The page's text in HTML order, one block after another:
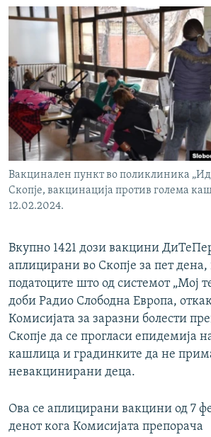
СЛЕДЕТЕ НЕ
РСЕ веб страници
Вакцинален пункт во поликлиника
Скопје, вакцинација против голема
12.02.2024.
Вкупно 1421 дози вакцини
аплицирани во Скопје за пет
податоците што од системот „Мој
доби Радио Слободна Европа,
Комисијата за заразни болести
Скопје да се прогласи епидемија
кашлица и градинките да не
невакцинирани деца.
Ова се аплицирани вакцини од 7
денот кога Комисијата препорача